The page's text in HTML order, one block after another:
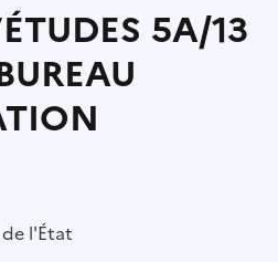
5A/13
l'État